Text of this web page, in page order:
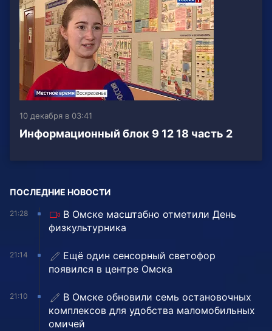
10 декабря в 03:41
Информационный блок 9 12 18 часть 2
ПОСЛЕДНИЕ НОВОСТИ
21:28
В Омске масштабно отметили День
физкультурника
21:14
Ещё один сенсорный светофор
появился в центре Омска
21:10
В Омске обновили семь остановочных
комплексов для удобства маломобильных
омичей